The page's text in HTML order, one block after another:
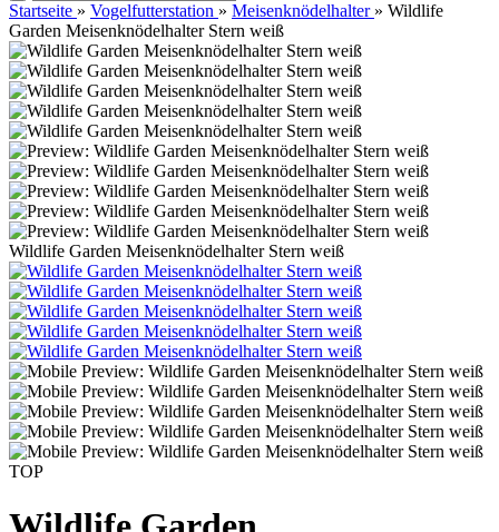
Startseite » Vogelfutterstation » Meisenknödelhalter » Wildlife
Garden Meisenknödelhalter Stern weiß
Wildlife Garden Meisenknödelhalter Stern weiß
TOP